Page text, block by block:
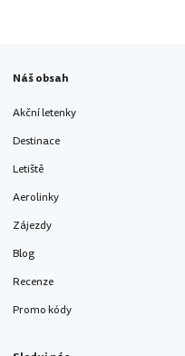
Náš obsah
Akční letenky
Destinace
Letiště
Aerolinky
Zájezdy
Blog
Recenze
Promo kódy